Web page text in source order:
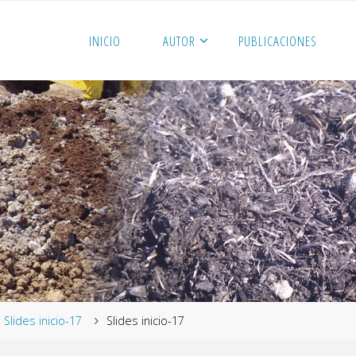
INICIO AUTOR PUBLICACIONES
Slides inicio-17 Slides inicio-17